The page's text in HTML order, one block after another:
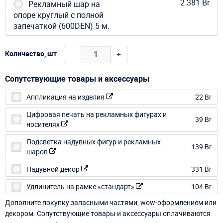
Рекламный шар на
опоре круглый с полной
запечаткой (600DEN) 5 м.
2 381 Br
Количество, шт - +
Сопутствующие товары и аксессуары
Аппликация на изделия
22 Br
Цифровая печать на рекламных фигурах и
носителях
39 Br
Подсветка надувных фигур и рекламных
шаров
139 Br
Надувной декор
331 Br
Удлинитель на рамке «стандарт»
104 Br
Дополните покупку запасными частями, wow-оформлением или
декором. Сопутствующие товары и аксессуары оплачиваются